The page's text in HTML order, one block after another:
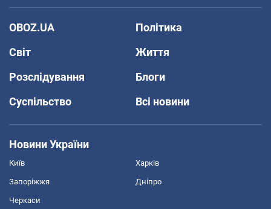
OBOZ.UA
Політика
Світ
Життя
Розслідування
Блоги
Суспільство
Всі новини
Новини України
Київ Харків
Запоріжжя Дніпро
Черкаси